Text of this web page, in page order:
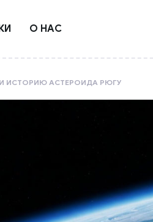
О НАС
ИСТОРИЮ АСТЕРОИДА РЮГУ